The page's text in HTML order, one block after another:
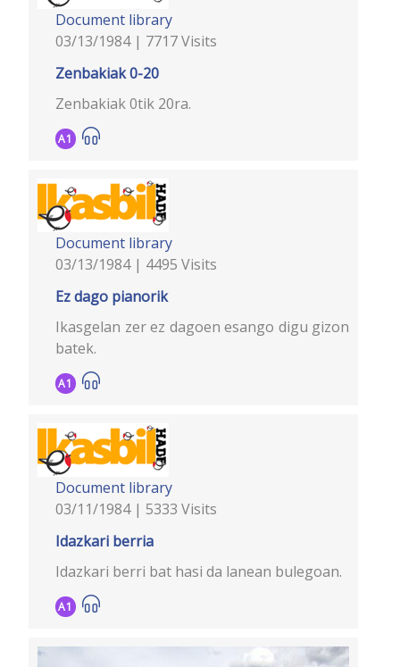
Document library
03/13/1984 | 7717 Visits
Zenbakiak 0-20
Zenbakiak 0tik 20ra.
A1
Document library
03/13/1984 | 4495 Visits
Ez dago pianorik
Ikasgelan zer ez dagoen esango digu gizon
batek.
A1
Document library
03/11/1984 | 5333 Visits
Idazkari berria
Idazkari berri bat hasi da lanean bulegoan.
A1